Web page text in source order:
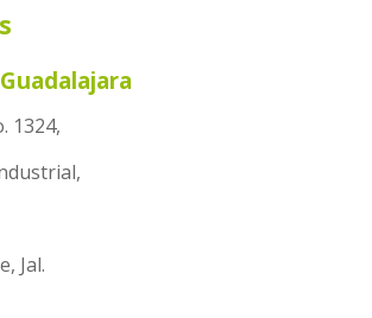
1324,
Jal.